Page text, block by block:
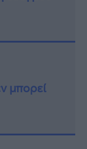
μπορεί